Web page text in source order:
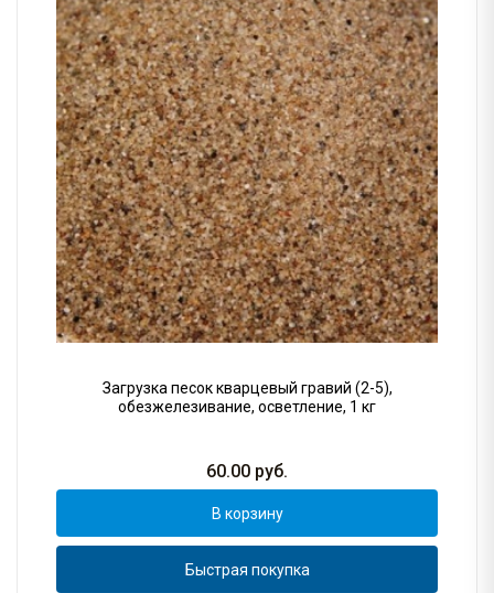
Загрузка песок кварцевый гравий (2-5),
обезжелезивание, осветление, 1 кг
60.00 руб.
В корзину
Быстрая покупка